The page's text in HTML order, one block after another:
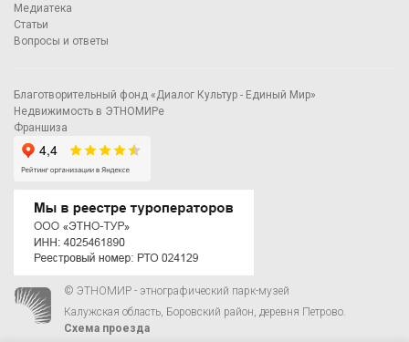
Медиатека
Статьи
Вопросы и ответы
Благотворительный фонд «Диалог Культур - Единый Мир»
Недвижимость в ЭТНОМИРе
Франшиза
© ЭТНОМИР - этнографический парк-музей
Калужская область, Боровский район, деревня Петрово.
Схема проезда